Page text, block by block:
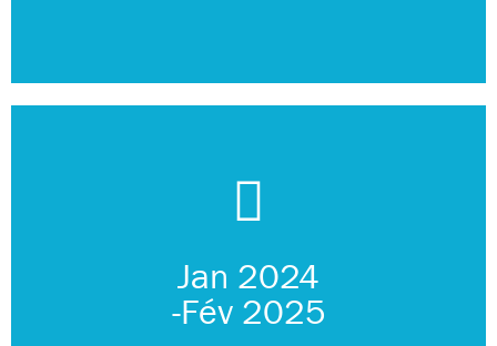
Jan 2024
-Fév 2025
Retrait de la base vie